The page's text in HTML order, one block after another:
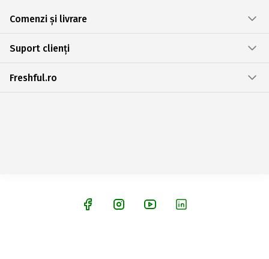
Comenzi și livrare
Suport clienți
Freshful.ro